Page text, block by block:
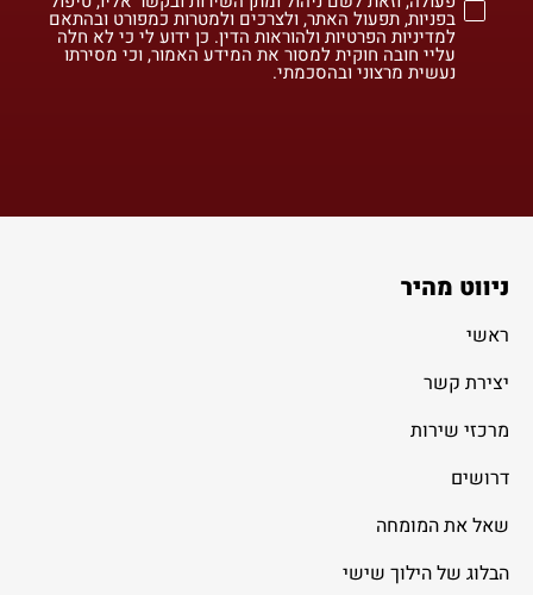
בפניות, תפעול האתר, ולצרכים ולמטרות כמפורט ובהתאם
למדיניות הפרטיות ולהוראות הדין. כן ידוע לי כי לא חלה
עליי חובה חוקית למסור את המידע האמור, וכי מסירתו
נעשית מרצוני ובהסכמתי.
ניווט מהיר
ראשי
יצירת קשר
מרכזי שירות
דרושים
שאל את המומחה
הבלוג של הילוך שישי